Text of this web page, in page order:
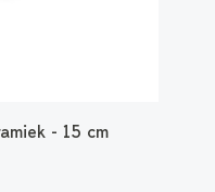
- 15 cm